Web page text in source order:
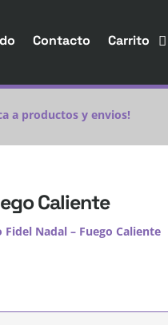
Contacto Carrito
a productos y envios!
Caliente
Nadal – Fuego Caliente